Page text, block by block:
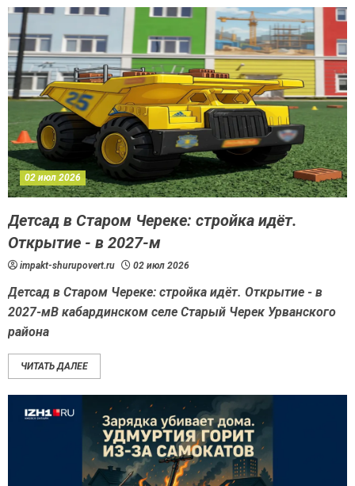
02 июл 2026
Детсад в Старом Череке: стройка идёт.
Открытие - в 2027-м
impakt-shurupovert.ru 02 июл 2026
Детсад в Старом Череке: стройка идёт. Открытие - в
2027-мВ кабардинском селе Старый Черек Урванского
района
ЧИТАТЬ ДАЛЕЕ